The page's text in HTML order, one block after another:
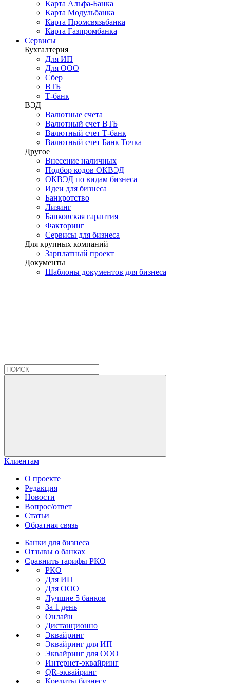
Карта Альфа-Банка
Карта Модульбанка
Карта Промсвязьбанка
Карта Газпромбанка
Сервисы
Бухгалтерия
Для ИП
Для ООО
Сбер
ВТБ
Т-банк
ВЭД
Валютные счета
Валютный счет ВТБ
Валютный счет Т-банк
Валютный счет Банк Точка
Другое
Внесение наличных
Подбор кодов ОКВЭД
ОКВЭД по видам бизнеса
Идеи для бизнеса
Банкротство
Лизинг
Банковская гарантия
Факторинг
Сервисы для бизнеса
Для крупных компаний
Зарплатный проект
Документы
Шаблоны документов для бизнеса
Клиентам
О проекте
Редакция
Новости
Вопрос/ответ
Статьи
Обратная связь
Банки для бизнеса
Отзывы о банках
Сравнить тарифы РКО
РКО
Для ИП
Для ООО
Лучшие 5 банков
За 1 день
Онлайн
Дистанционно
Эквайринг
Эквайринг для ИП
Эквайринг для ООО
Интернет-эквайринг
QR-эквайринг
Кредиты бизнесу